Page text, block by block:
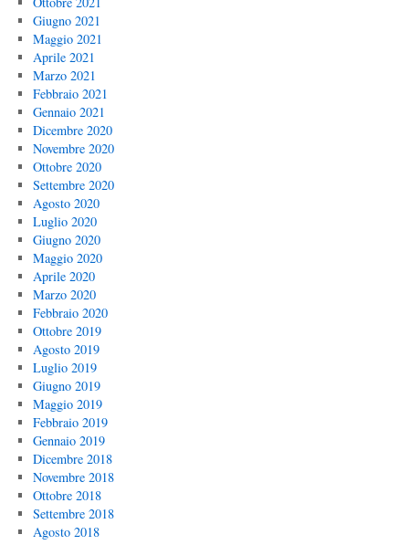
Giugno 2021
Maggio 2021
Aprile 2021
Marzo 2021
Febbraio 2021
Gennaio 2021
Dicembre 2020
Novembre 2020
Ottobre 2020
Settembre 2020
Agosto 2020
Luglio 2020
Giugno 2020
Maggio 2020
Aprile 2020
Marzo 2020
Febbraio 2020
Ottobre 2019
Agosto 2019
Luglio 2019
Giugno 2019
Maggio 2019
Febbraio 2019
Gennaio 2019
Dicembre 2018
Novembre 2018
Ottobre 2018
Settembre 2018
Agosto 2018